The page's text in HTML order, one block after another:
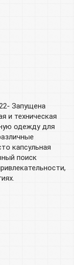
Запущена
и техническая
одежду для
капсульная
поиск